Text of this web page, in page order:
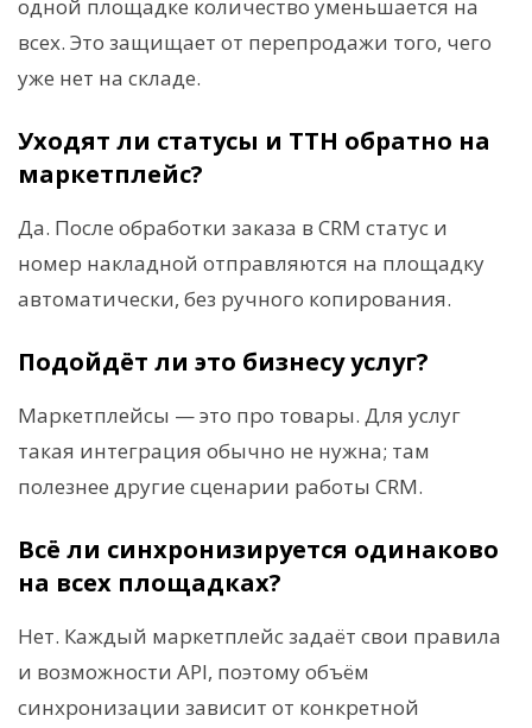
одной площадке количество уменьшается на
всех. Это защищает от перепродажи того, чего
уже нет на складе.
Уходят ли статусы и ТТН обратно на
маркетплейс?
Да. После обработки заказа в CRM статус и
номер накладной отправляются на площадку
автоматически, без ручного копирования.
Подойдёт ли это бизнесу услуг?
Маркетплейсы — это про товары. Для услуг
такая интеграция обычно не нужна; там
полезнее другие сценарии работы CRM.
Всё ли синхронизируется одинаково
на всех площадках?
Нет. Каждый маркетплейс задаёт свои правила
и возможности API, поэтому объём
синхронизации зависит от конкретной